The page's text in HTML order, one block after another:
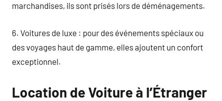
marchandises, ils sont prisés lors de déménagements.
6. Voitures de luxe : pour des événements spéciaux ou
des voyages haut de gamme, elles ajoutent un confort
exceptionnel.
Location de Voiture à l’Étranger